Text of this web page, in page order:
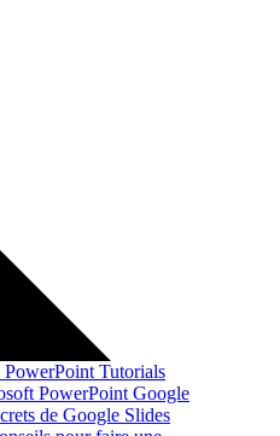
PowerPoint Tutorials
PowerPoint Google
de Google Slides